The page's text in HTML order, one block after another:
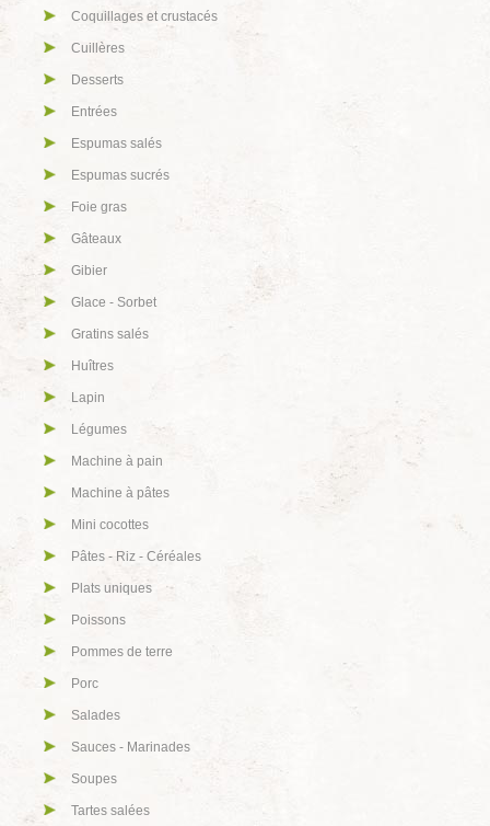
Coquillages et crustacés
Cuillères
Desserts
Entrées
Espumas salés
Espumas sucrés
Foie gras
Gâteaux
Gibier
Glace - Sorbet
Gratins salés
Huîtres
Lapin
Légumes
Machine à pain
Machine à pâtes
Mini cocottes
Pâtes - Riz - Céréales
Plats uniques
Poissons
Pommes de terre
Porc
Salades
Sauces - Marinades
Soupes
Tartes salées